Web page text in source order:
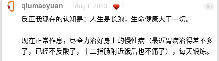
60
qiumaoyuan Aug 1, 2023 1
反正我现在的认知是：人生是长跑，生命健康大于一切。
现在正常作息，尽全力治好身上的慢性病（最近胃病治得差不多
了，已经不反酸了，十二指肠附近饭后也不痛了），每天锻炼。